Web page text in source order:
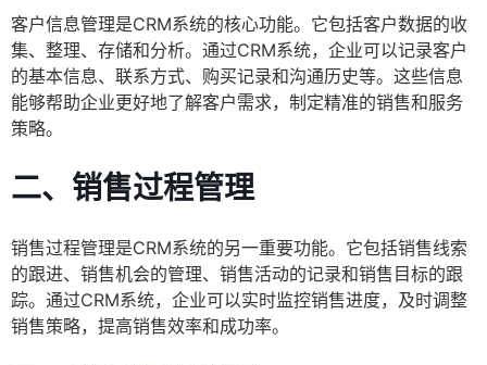
客户信息管理是CRM系统的核心功能。它包括客户数据的收
集、整理、存储和分析。通过CRM系统，企业可以记录客户
的基本信息、联系方式、购买记录和沟通历史等。这些信息
能够帮助企业更好地了解客户需求，制定精准的销售和服务
策略。
二、销售过程管理
销售过程管理是CRM系统的另一重要功能。它包括销售线索
的跟进、销售机会的管理、销售活动的记录和销售目标的跟
踪。通过CRM系统，企业可以实时监控销售进度，及时调整
销售策略，提高销售效率和成功率。